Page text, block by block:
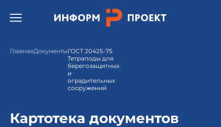
Открыть бургер меню.
ГлавнаяДокументыГОСТ 20425-75
Тетраподы для
берегозащитных
и
оградительных
сооружений
Картотека документов